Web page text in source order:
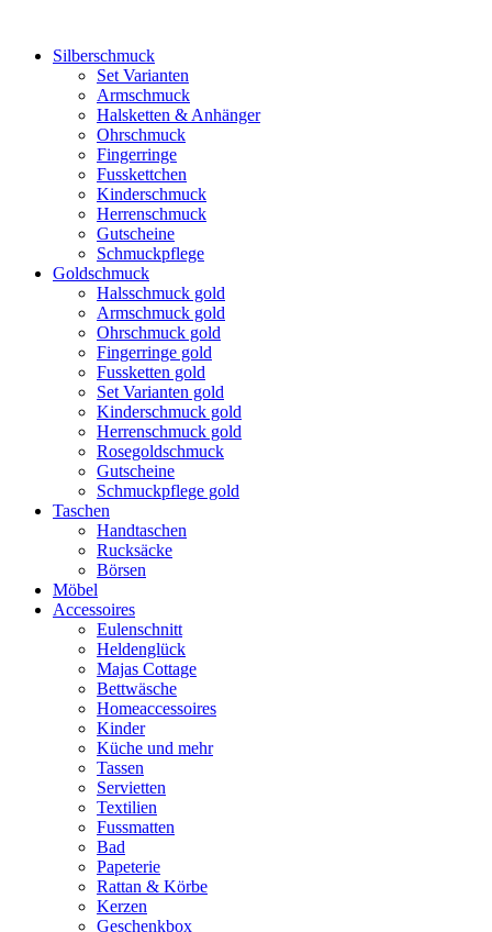
Silberschmuck
Set Varianten
Armschmuck
Halsketten & Anhänger
Ohrschmuck
Fingerringe
Fusskettchen
Kinderschmuck
Herrenschmuck
Gutscheine
Schmuckpflege
Goldschmuck
Halsschmuck gold
Armschmuck gold
Ohrschmuck gold
Fingerringe gold
Fussketten gold
Set Varianten gold
Kinderschmuck gold
Herrenschmuck gold
Rosegoldschmuck
Gutscheine
Schmuckpflege gold
Taschen
Handtaschen
Rucksäcke
Börsen
Möbel
Accessoires
Eulenschnitt
Heldenglück
Majas Cottage
Bettwäsche
Homeaccessoires
Kinder
Küche und mehr
Tassen
Servietten
Textilien
Fussmatten
Bad
Papeterie
Rattan & Körbe
Kerzen
Geschenkbox